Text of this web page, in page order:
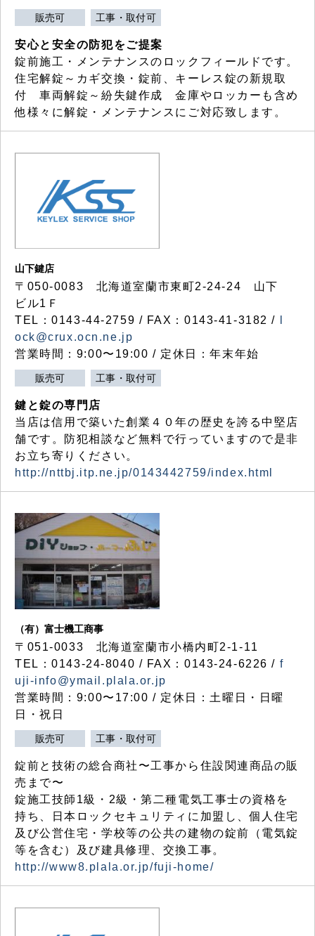
販売可 工事・取付可
安心と安全の防犯をご提案
錠前施工・メンテナンスのロックフィールドです。
住宅解錠～カギ交換・錠前、キーレス錠の新規取
付 車両解錠～紛失鍵作成 金庫やロッカーも含め
他様々に解錠・メンテナンスにご対応致します。
山下鍵店
〒050-0083 北海道室蘭市東町2-24-24 山下
ビル1Ｆ
TEL：0143-44-2759 / FAX：0143-41-3182 /
ock@crux.ocn.ne.jp
営業時間：9:00〜19:00 / 定休日：年末年始
販売可 工事・取付可
鍵と錠の専門店
当店は信用で築いた創業４０年の歴史を誇る中堅店
舗です。防犯相談など無料で行っていますので是非
お立ち寄りください。
http://nttbj.itp.ne.jp/0143442759/index.html
（有）富士機工商事
〒051-0033 北海道室蘭市小橋内町2-1-11
TEL：0143-24-8040 / FAX：0143-24-6226 / f
uji-info@ymail.plala.or.jp
営業時間：9:00〜17:00 / 定休日：土曜日・日曜
日・祝日
販売可 工事・取付可
錠前と技術の総合商社〜工事から住設関連商品の販
売まで〜
錠施工技師1級・2級・第二種電気工事士の資格を
持ち、日本ロックセキュリティに加盟し、個人住宅
及び公営住宅・学校等の公共の建物の錠前（電気錠
等を含む）及び建具修理、交換工事。
http://www8.plala.or.jp/fuji-home/